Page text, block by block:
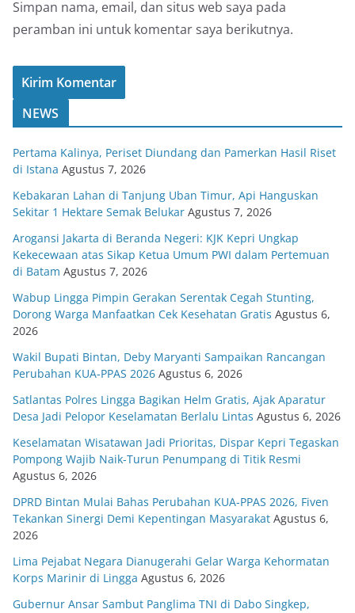
Simpan nama, email, dan situs web saya pada
peramban ini untuk komentar saya berikutnya.
NEWS
Pertama Kalinya, Periset Diundang dan Pamerkan Hasil Riset
di Istana Agustus 7, 2026
Kebakaran Lahan di Tanjung Uban Timur, Api Hanguskan
Sekitar 1 Hektare Semak Belukar Agustus 7, 2026
Arogansi Jakarta di Beranda Negeri: KJK Kepri Ungkap
Kekecewaan atas Sikap Ketua Umum PWI dalam Pertemuan
di Batam Agustus 7, 2026
Wabup Lingga Pimpin Gerakan Serentak Cegah Stunting,
Dorong Warga Manfaatkan Cek Kesehatan Gratis Agustus 6,
2026
Wakil Bupati Bintan, Deby Maryanti Sampaikan Rancangan
Perubahan KUA-PPAS 2026 Agustus 6, 2026
Satlantas Polres Lingga Bagikan Helm Gratis, Ajak Aparatur
Desa Jadi Pelopor Keselamatan Berlalu Lintas Agustus 6, 2026
Keselamatan Wisatawan Jadi Prioritas, Dispar Kepri Tegaskan
Pompong Wajib Naik-Turun Penumpang di Titik Resmi
Agustus 6, 2026
DPRD Bintan Mulai Bahas Perubahan KUA-PPAS 2026, Fiven
Tekankan Sinergi Demi Kepentingan Masyarakat Agustus 6,
2026
Lima Pejabat Negara Dianugerahi Gelar Warga Kehormatan
Korps Marinir di Lingga Agustus 6, 2026
Gubernur Ansar Sambut Panglima TNI di Dabo Singkep,